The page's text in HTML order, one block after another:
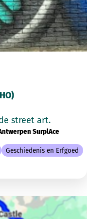
street art.
SurplAce
Geschiedenis en Erfgoed